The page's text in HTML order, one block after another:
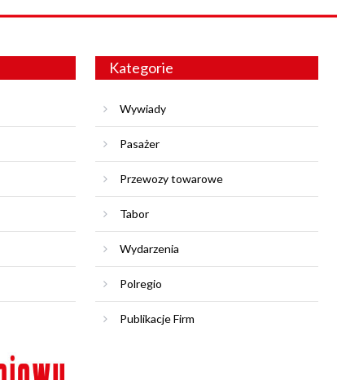
Kategorie
Wywiady
Pasażer
Przewozy towarowe
Tabor
Wydarzenia
Polregio
Publikacje Firm